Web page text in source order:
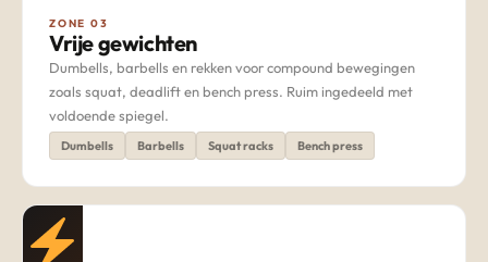
ZONE 03
Vrije gewichten
Dumbells, barbells en rekken voor compound bewegingen
zoals squat, deadlift en bench press. Ruim ingedeeld met
voldoende spiegel.
Dumbells Barbells Squat racks Bench press